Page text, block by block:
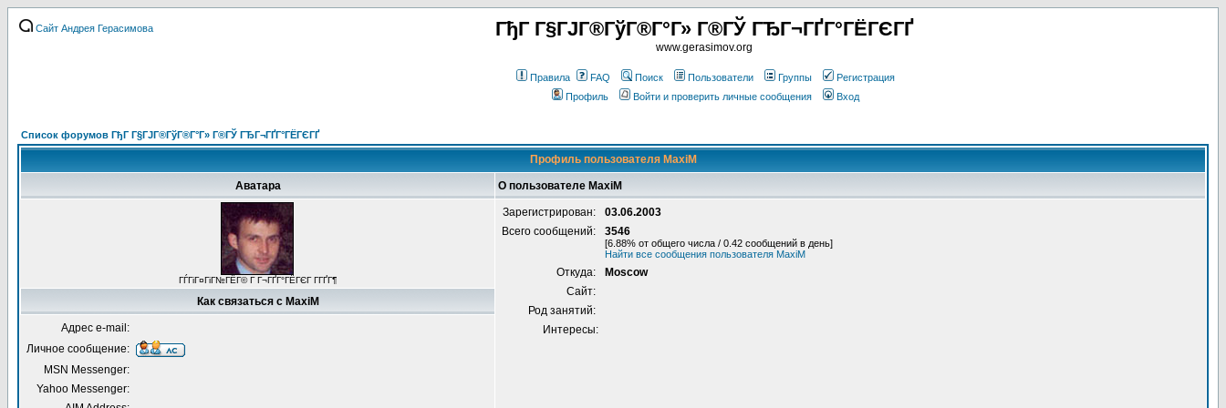
Сайт Андрея Герасимова ГђГ Г§ГЈГ®ГўГ®Г°Г» Г®ГЎ ГЂГ¬ГҐГ°ГЁГЄГҐ
www.gerasimov.org
Правила FAQ Поиск Пользователи Группы
Регистрация
Профиль
Войти и проверить личные сообщения Вход
Список форумов ГђГ Г§ГЈГ®ГўГ®Г°Г» Г®ГЎ ГЂГ¬ГҐГ°ГЁГЄГҐ
Профиль пользователя MaxiM
Аватара О пользователе MaxiM
ГЃГіГ¤ГіГ№ГЁГ© Г Г¬ГҐГ°ГЁГЄГ Г­ГҐГ¶
Зарегистрирован:
03.06.2003
Всего сообщений:
3546
[6.88% от общего числа / 0.42 сообщений в день]
Найти все сообщения пользователя MaxiM
Откуда:
Moscow
Сайт:
Род занятий:
Интересы:
Как связаться с MaxiM
Адрес e-mail:
Личное сообщение:
MSN Messenger:
Yahoo Messenger: